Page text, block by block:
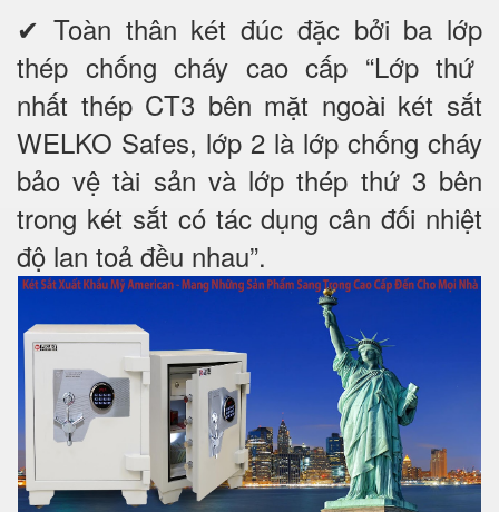
✔ Toàn thân két đúc đặc bởi ba lớp
thép chống cháy cao cấp “Lớp thứ
nhất thép CT3 bên mặt ngoài két sắt
WELKO Safes, lớp 2 là lớp chống cháy
bảo vệ tài sản và lớp thép thứ 3 bên
trong két sắt có tác dụng cân đối nhiệt
độ lan toả đều nhau”.